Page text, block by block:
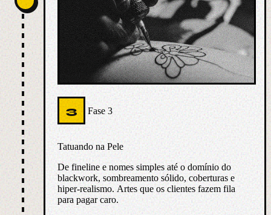
3 Fase 3
Tatuando na Pele
De fineline e nomes simples até o domínio do
blackwork, sombreamento sólido, coberturas e
hiper-realismo. Artes que os clientes fazem fila
para pagar caro.